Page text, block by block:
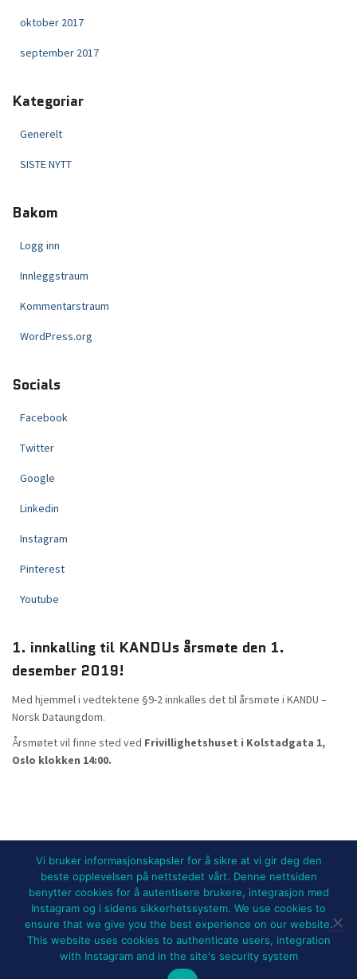
oktober 2017
september 2017
Kategoriar
Generelt
SISTE NYTT
Bakom
Logg inn
Innleggstraum
Kommentarstraum
WordPress.org
Socials
Facebook
Twitter
Google
Linkedin
Instagram
Pinterest
Youtube
1. innkalling til KANDUs årsmøte den 1.
desember 2019!
Med hjemmel i vedtektene §9-2 innkalles det til årsmøte i KANDU –
Norsk Dataungdom.
Årsmøtet vil finne sted ved Frivillighetshuset i Kolstadgata 1,
Oslo klokken 14:00.
NYHETER BLI MEDLEM! UTSTYRSLEIE
ARRANGEMENTER OG PROSJEKTER FOR MEDLEMMER OM KANDU
Hestia | Developed by ThemeIsle
Vi bruker informasjonskapsler for å sikre at vi gir deg den
beste opplevelsen på nettstedet vårt. Denne nettsiden
benytter cookies for å autentisere brukere, integrasjon med
Instagram og i sidens sikkerhetssystem. We use cookies to
ensure that we give you the best experience on our website.
This website uses cookies to authenticate users, integration
with Instagram and in the site's security system